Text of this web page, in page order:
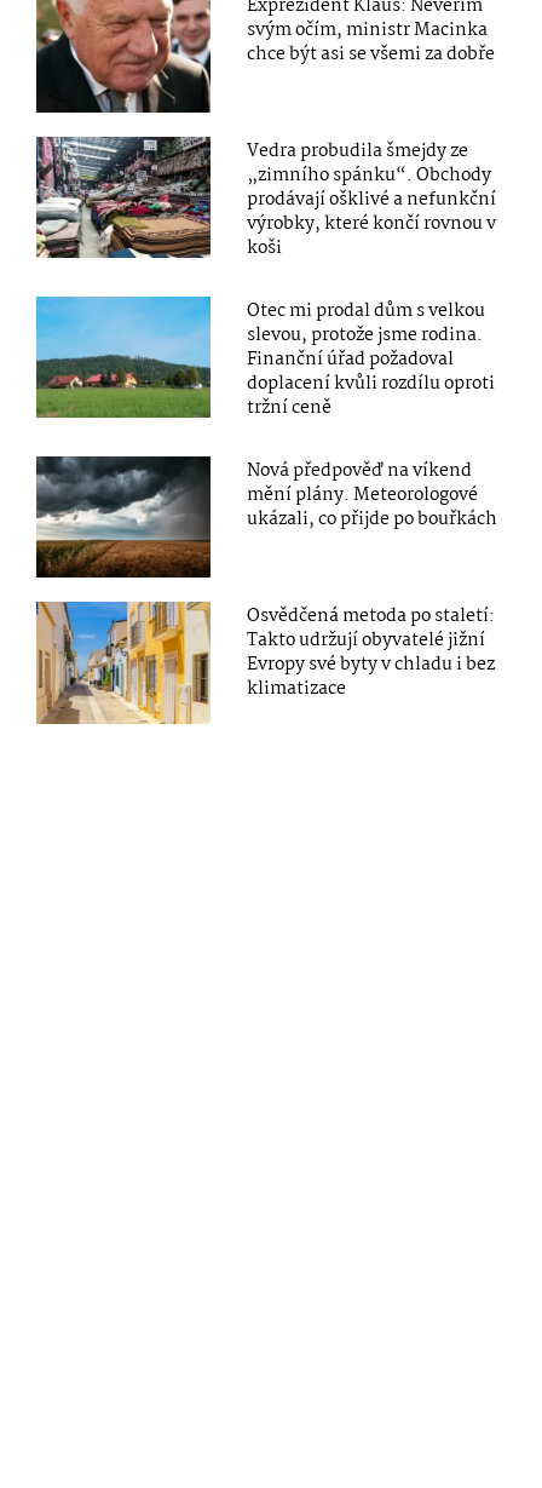
Exprezident Klaus: Nevěřím
svým očím, ministr Macinka
chce být asi se všemi za dobře
Vedra probudila šmejdy ze
„zimního spánku“. Obchody
prodávají ošklivé a nefunkční
výrobky, které končí rovnou v
koši
Otec mi prodal dům s velkou
slevou, protože jsme rodina.
Finanční úřad požadoval
doplacení kvůli rozdílu oproti
tržní ceně
Nová předpověď na víkend
mění plány. Meteorologové
ukázali, co přijde po bouřkách
Osvědčená metoda po staletí:
Takto udržují obyvatelé jižní
Evropy své byty v chladu i bez
klimatizace